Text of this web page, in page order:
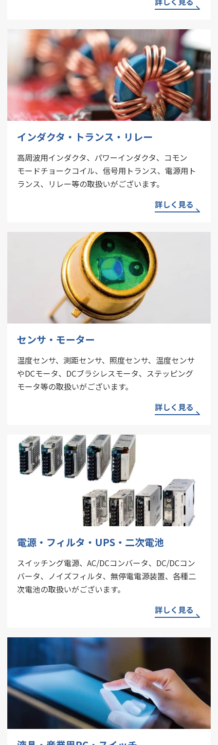
インダクタ・トランス・リレー
高周波用インダクタ、パワーインダクタ、コモン
モードチョークコイル、信号用トランス、電源用ト
ランス、リレー等の取扱いがございます。
詳しく見る
センサ・モーター
温度センサ、測距センサ、照度センサ、温度センサ
やDCモータ、DCブラシレスモータ、ステッピング
モータ等の取扱いがございます。
詳しく見る
電源・フィルタ・UPS・二次電池
スイッチング電源、AC/DCコンバータ、DC/DCコン
バータ、ノイズフィルタ、無停電電源装置、各種二
次電池の取扱いがございます。
詳しく見る